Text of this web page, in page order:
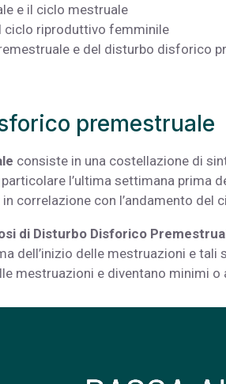
e il ciclo mestruale
ciclo riproduttivo femminile
e del disturbo disforico
premestruale
consiste in una costellazione di
particolare l’ultima settimana prima
correlazione con l’andamento del
di Disturbo Disforico
dell’inizio delle mestruazioni e
mestruazioni e diventano minimi